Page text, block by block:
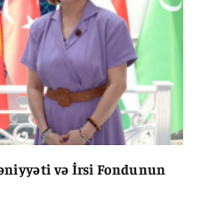
və İrsi Fondunun